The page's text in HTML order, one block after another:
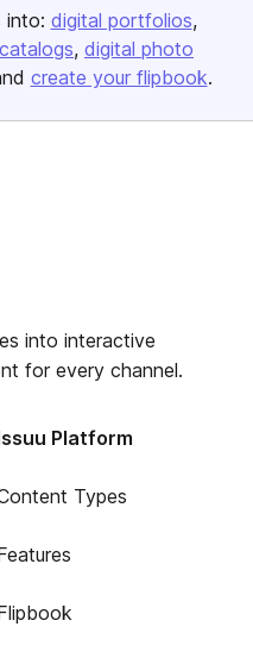
into: digital portfolios
digital photo
create your flipbook.
into interactive
for every channel.
Platform
Types